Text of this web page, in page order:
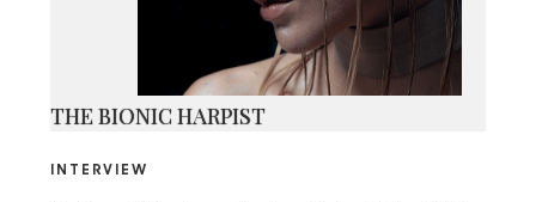
THE BIONIC HARPIST
INTERVIEW